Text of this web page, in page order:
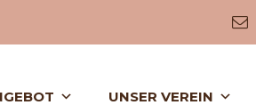
UNSER VEREIN